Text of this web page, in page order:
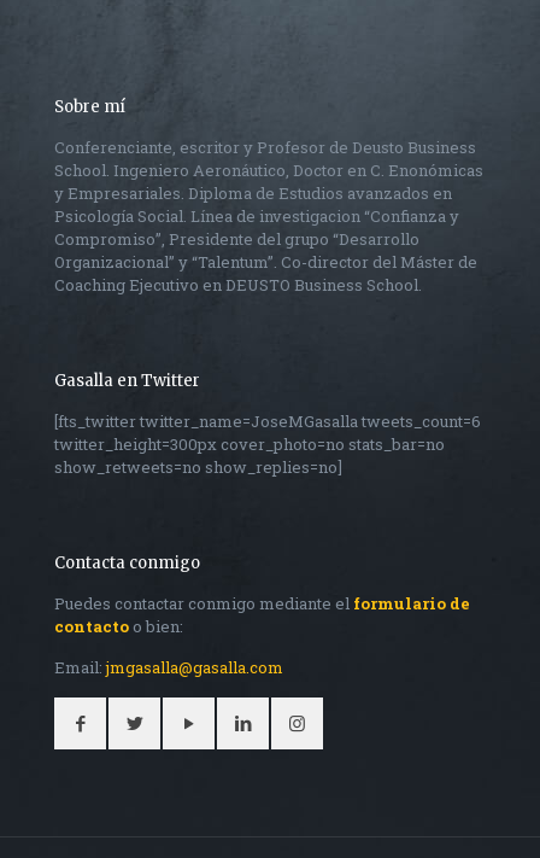
Sobre mí
Conferenciante, escritor y Profesor de Deusto Business
School. Ingeniero Aeronáutico, Doctor en C. Enonómicas
y Empresariales. Diploma de Estudios avanzados en
Psicología Social. Línea de investigacion “Confianza y
Compromiso”, Presidente del grupo “Desarrollo
Organizacional” y “Talentum”. Co-director del Máster de
Coaching Ejecutivo en DEUSTO Business School.
Gasalla en Twitter
[fts_twitter twitter_name=JoseMGasalla tweets_count=6
twitter_height=300px cover_photo=no stats_bar=no
show_retweets=no show_replies=no]
Contacta conmigo
Puedes contactar conmigo mediante el formulario de
contacto o bien:
Email:jmgasalla@gasalla.com